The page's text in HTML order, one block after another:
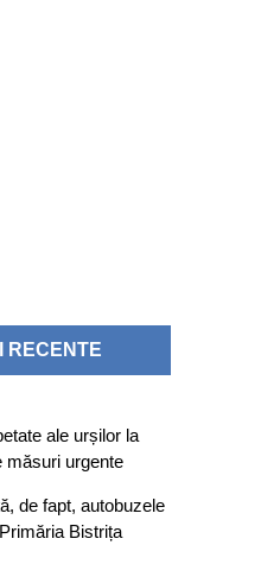
RECENTE
ale urșilor la
măsuri urgente
de fapt, autobuzele
Bistrița